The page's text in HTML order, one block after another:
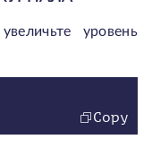
уровень
Copy